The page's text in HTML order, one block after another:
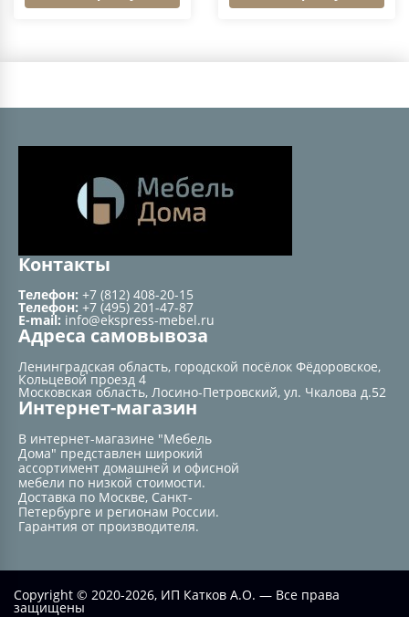
Контакты
Телефон: +7 (812) 408-20-15
Телефон: +7 (495) 201-47-87
E-mail: info@ekspress-mebel.ru
Адреса самовывоза
Ленинградская область, городской посёлок Фёдоровское,
Кольцевой проезд 4
Московская область, Лосино-Петровский, ул. Чкалова д.52
Интернет-магазин
В интернет-магазине "Мебель
Дома" представлен широкий
ассортимент домашней и офисной
мебели по низкой стоимости.
Доставка по Москве, Санкт-
Петербурге и регионам России.
Гарантия от производителя.
Copyright © 2020-2026, ИП Катков А.О. — Все права
защищены